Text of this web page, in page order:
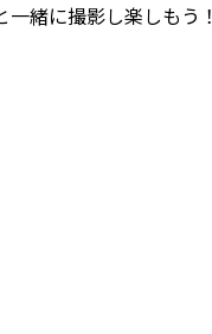
緒に撮影し楽しもう！